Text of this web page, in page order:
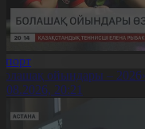
ойындары –
20:21